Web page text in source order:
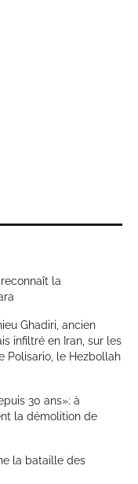
la
Ghadiri, ancien
infiltré en Iran, sur les
Polisario, le Hezbollah
30 ans»: à
la démolition de
la bataille des